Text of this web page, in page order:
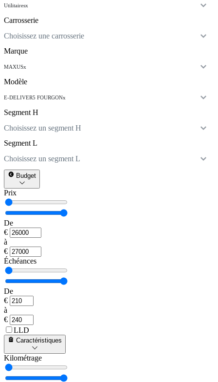
Utilitairesx
Carrosserie
Choisissez une carrosserie
Marque
MAXUSx
Modèle
E-DELIVER5 FOURGONx
Segment H
Choisissez un segment H
Segment L
Choisissez un segment L
Budget
Prix
De
€
à
€
Échéances
De
€
à
€
LLD
Caractéristiques
Kilométrage